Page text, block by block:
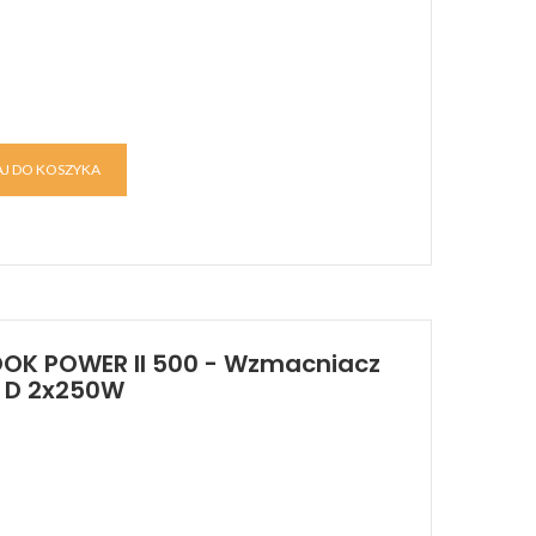
DO KOSZYKA
POWER II 500 - Wzmacniacz
2x250W